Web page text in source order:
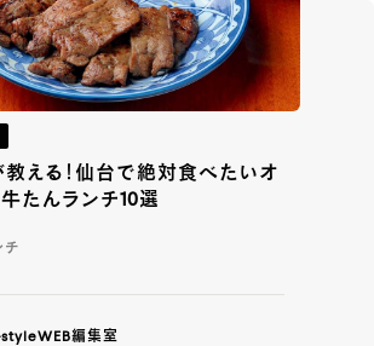
える！仙台で絶対食べたいオ
たんランチ10選
チ
styleWEB編集室